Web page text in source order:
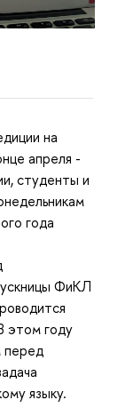
на
апреля -
студенты и
года
ФиКЛ
этом году
перед
языку.